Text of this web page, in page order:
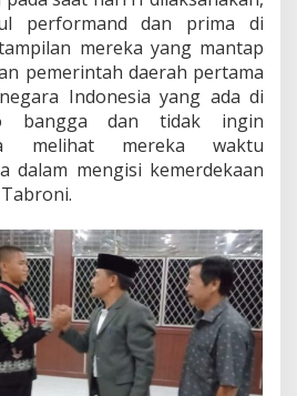
performand dan prima di
mereka yang mantap
pemerintah daerah pertama
Indonesia yang ada di
bangga dan tidak ingin
melihat mereka waktu
dalam mengisi kemerdekaan